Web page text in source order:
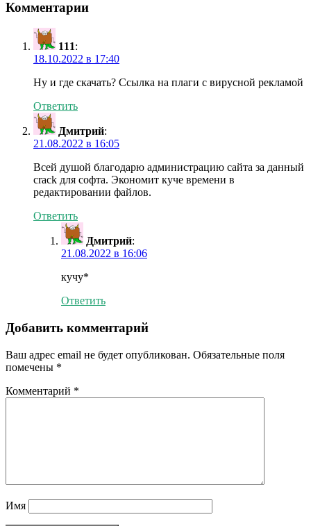
Комментарии
111:
18.10.2022 в 17:40
Ну и где скачать? Ссылка на плаги с вирусной рекламой
Ответить
Дмитрий:
21.08.2022 в 16:05
Всей душой благодарю администрацию сайта за данный
crack для софта. Экономит куче времени в
редактировании файлов.
Ответить
Дмитрий:
21.08.2022 в 16:06
кучу*
Ответить
Добавить комментарий
Ваш адрес email не будет опубликован. Обязательные поля
помечены *
Комментарий *
Имя